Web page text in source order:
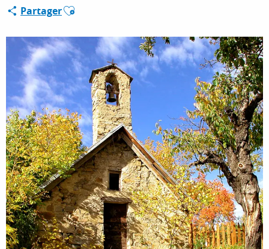
ESPACE PRO
PartagerAjouter aux favoris